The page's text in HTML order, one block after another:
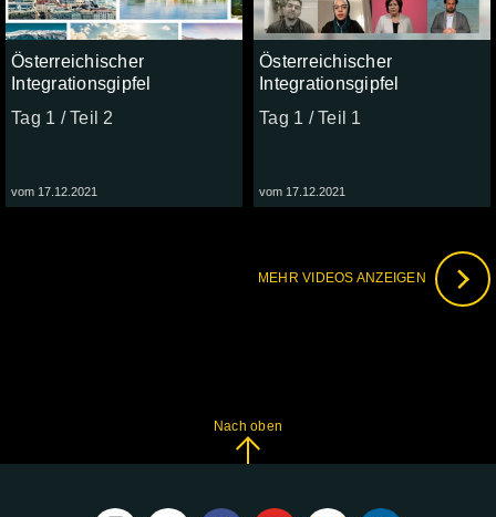
Österreichischer
Integrationsgipfel
Tag 1 / Teil 2
vom 17.12.2021
Österreichischer
Integrationsgipfel
Tag 1 / Teil 1
vom 17.12.2021
MEHR VIDEOS ANZEIGEN
Nach oben